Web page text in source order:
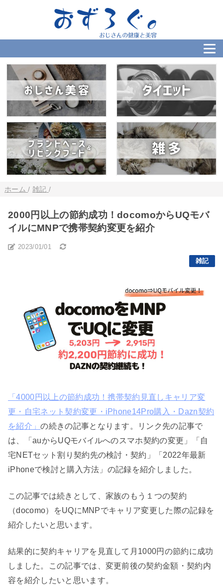
ホーム / 雑記 /
2000円以上の節約成功！docomoからUQモバ
イルにMNPで携帯契約変更を紹介
2023/01/01
雑記
「4000円以上の節約成功！携帯契約見直しキャリア変
更・自宅ネット契約変更・iPhone14Pro購入・Dazn契約
を紹介」の続きの記事となります。リンク先の記事で
は、「auからUQモバイルへのスマホ契約の変更」「自
宅NETセット割り契約先の検討・契約」「2022年最新
iPhoneで検討と購入方法」の記録を紹介しました。
この記事では続きとして、家族のもう１つの契約
（docomo）をUQにMNPでキャリア変更した際の記録を
紹介したいと思います。
結果的に契約キャリアを見直して月1000円の節約に成功
しました。この記事では、変更前後の契約金額・契約内
容を紹介したいと思います。